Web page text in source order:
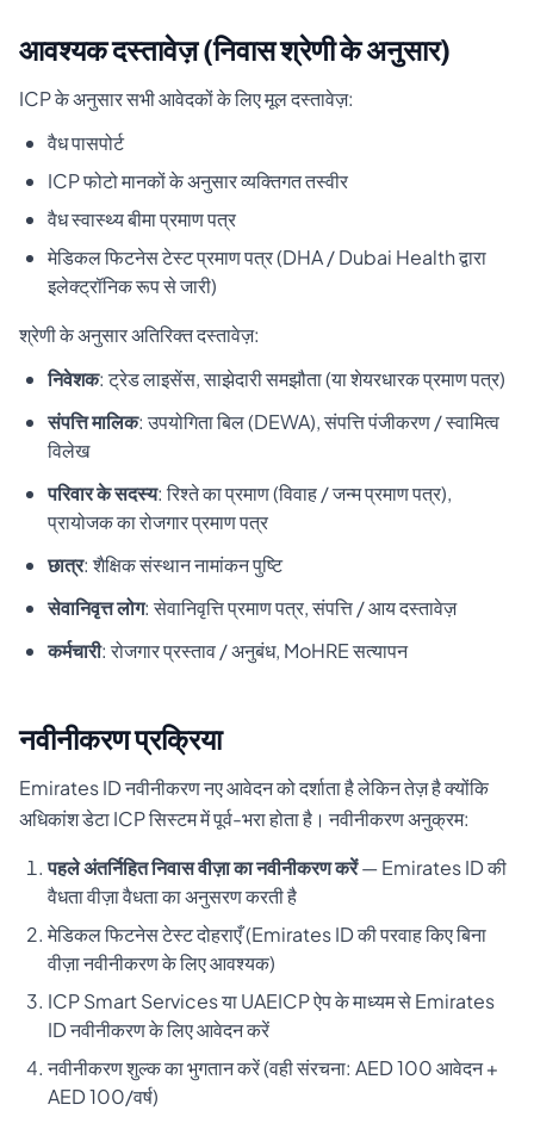
आवश्यक दस्तावेज़ (निवास श्रेणी के अनुसार)
ICP के अनुसार सभी आवेदकों के लिए मूल दस्तावेज़:
वैध पासपोर्ट
ICP फोटो मानकों के अनुसार व्यक्तिगत तस्वीर
वैध स्वास्थ्य बीमा प्रमाण पत्र
मेडिकल फिटनेस टेस्ट प्रमाण पत्र (DHA / Dubai Health द्वारा
इलेक्ट्रॉनिक रूप से जारी)
श्रेणी के अनुसार अतिरिक्त दस्तावेज़:
निवेशक: ट्रेड लाइसेंस, साझेदारी समझौता (या शेयरधारक प्रमाण पत्र)
संपत्ति मालिक: उपयोगिता बिल (DEWA), संपत्ति पंजीकरण / स्वामित्व
विलेख
परिवार के सदस्य: रिश्ते का प्रमाण (विवाह / जन्म प्रमाण पत्र),
प्रायोजक का रोजगार प्रमाण पत्र
छात्र: शैक्षिक संस्थान नामांकन पुष्टि
सेवानिवृत्त लोग: सेवानिवृत्ति प्रमाण पत्र, संपत्ति / आय दस्तावेज़
कर्मचारी: रोजगार प्रस्ताव / अनुबंध, MoHRE सत्यापन
नवीनीकरण प्रक्रिया
Emirates ID नवीनीकरण नए आवेदन को दर्शाता है लेकिन तेज़ है क्योंकि
अधिकांश डेटा ICP सिस्टम में पूर्व-भरा होता है। नवीनीकरण अनुक्रम:
पहले अंतर्निहित निवास वीज़ा का नवीनीकरण करें— Emirates ID की
वैधता वीज़ा वैधता का अनुसरण करती है
मेडिकल फिटनेस टेस्ट दोहराएँ (Emirates ID की परवाह किए बिना
वीज़ा नवीनीकरण के लिए आवश्यक)
ICP Smart Services या UAEICP ऐप के माध्यम से Emirates
ID नवीनीकरण के लिए आवेदन करें
नवीनीकरण शुल्क का भुगतान करें (वही संरचना: AED 100 आवेदन +
AED 100/वर्ष)